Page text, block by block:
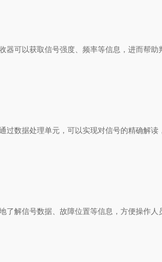
以获取信号强度、频率等信息，进而帮助
据处理单元，可以实现对信号的精确解读
信号数据、故障位置等信息，方便操作人